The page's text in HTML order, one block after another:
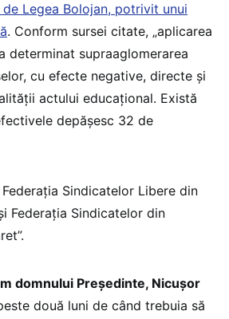
Legea Bolojan, potrivit unui
. Conform sursei citate, „aplicarea
determinat supraaglomerarea
cu efecte negative, directe și
actului educațional. Există
depășesc 32 de
Sindicatelor Libere din
Federația Sindicatelor din
domnului Președinte, Nicușor
două luni de când trebuia să